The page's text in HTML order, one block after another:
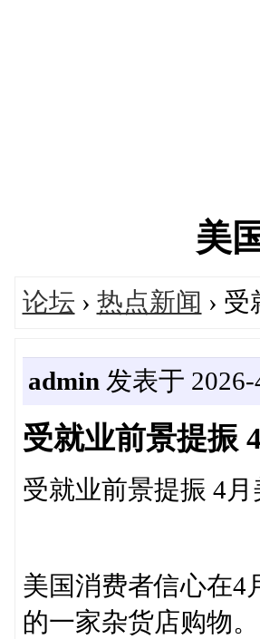
美
论坛 › 热点新闻 ›
admin 发表于
受就业前景提振
受就业前景提振 4
美国消费者信心在4
的一家杂货店购物。